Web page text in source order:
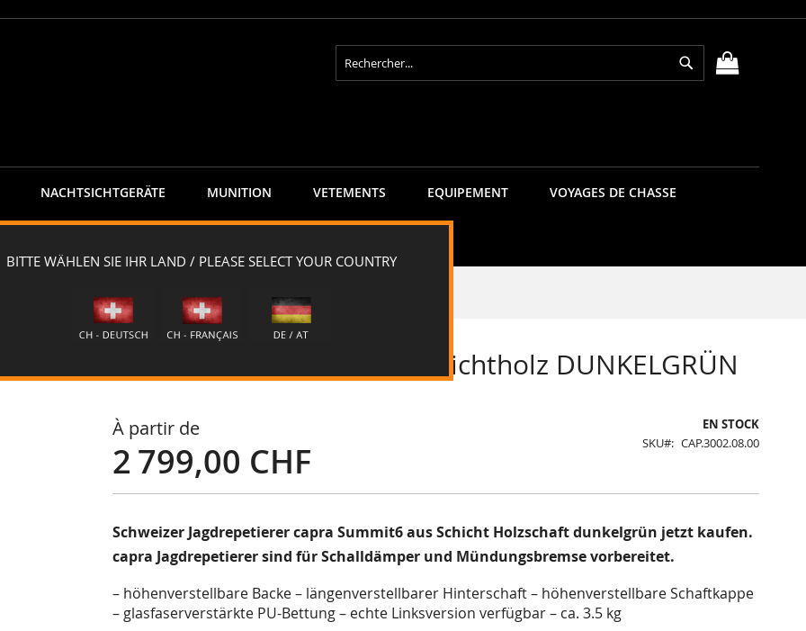
Rechercher
Rechercher
NACHTSICHTGERÄTE MUNITION VETEMENTS EQUIPEMENT VOYAGES DE CHASSE
CAPRA SUMMIT6 "MATTERHORN" - Schichtholz DUNKELGRÜN
SUMMIT6 "MATTERHORN" - Schichtholz DUNKELGRÜN
À partir de
2 799,00 CHF
EN STOCK
SKU
CAP.3002.08.00
Schweizer Jagdrepetierer capra Summit6 aus Schicht Holzschaft dunkelgrün jetzt kaufen.
capra Jagdrepetierer sind für Schalldämper und Mündungsbremse vorbereitet.
– höhenverstellbare Backe – längenverstellbarer Hinterschaft – höhenverstellbare Schaftkappe
– glasfaserverstärkte PU-Bettung – echte Linksversion verfügbar – ca. 3.5 kg